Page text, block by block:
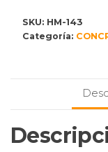
hormigón
de
pulgadas:
y
SKU: HM-143
Categoría: